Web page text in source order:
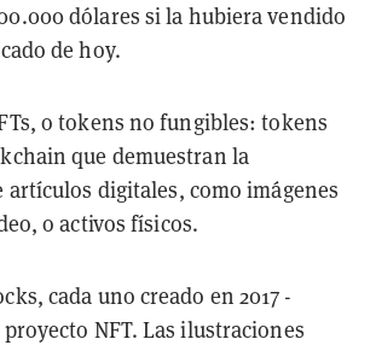
dólares si la hubiera vendido
de hoy.
o tokens no fungibles: tokens
que demuestran la
artículos digitales, como imágenes
o activos físicos.
cada uno creado en 2017 -
NFT. Las ilustraciones